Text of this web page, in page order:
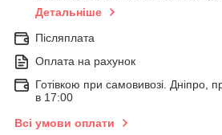
Детальніше
Післяплата
Оплата на рахунок
Готівкою при самовивозі. Дніпро,
в 17:00
Всі умови оплати